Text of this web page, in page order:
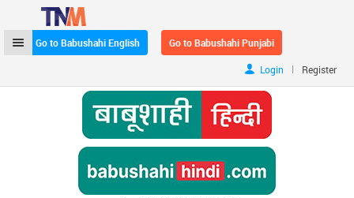
Go to Babushahi English Go to Babushahi Punjabi
Login | Register